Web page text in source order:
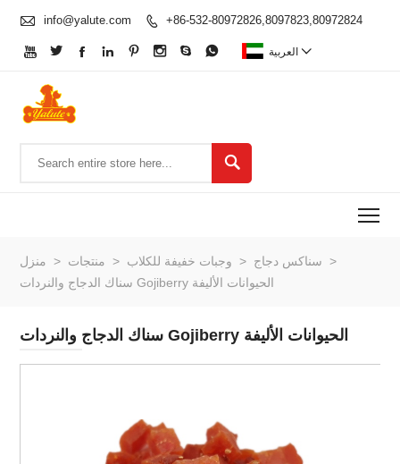
 info@yalute.com  +86-532-80972826,8097823,80972824
        العربية 

منزل > منتجات > وجبات خفيفة للكلاب > سناكس دجاج >
سناك الدجاج والنردات Gojiberry الحيوانات الأليفة
سناك الدجاج والنردات Gojiberry الحيوانات الأليفة